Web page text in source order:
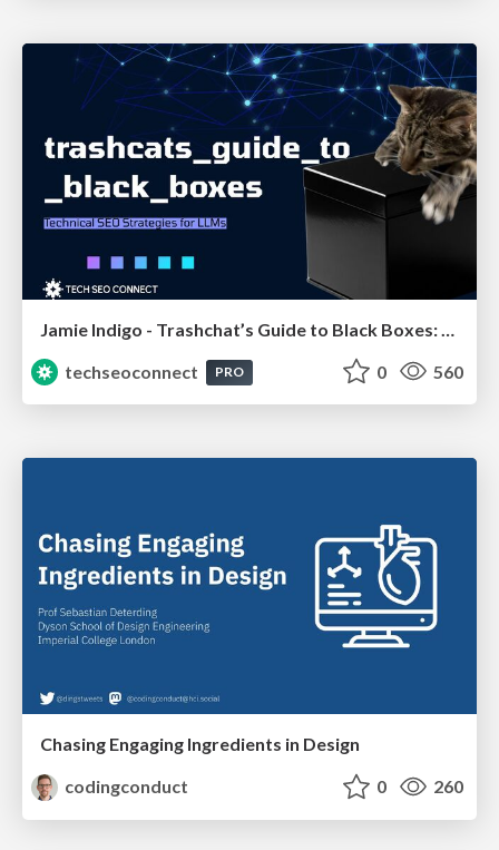
techseoconnect
PRO 0 560
Chasing Engaging Ingredients in Design
codingconduct
0 260